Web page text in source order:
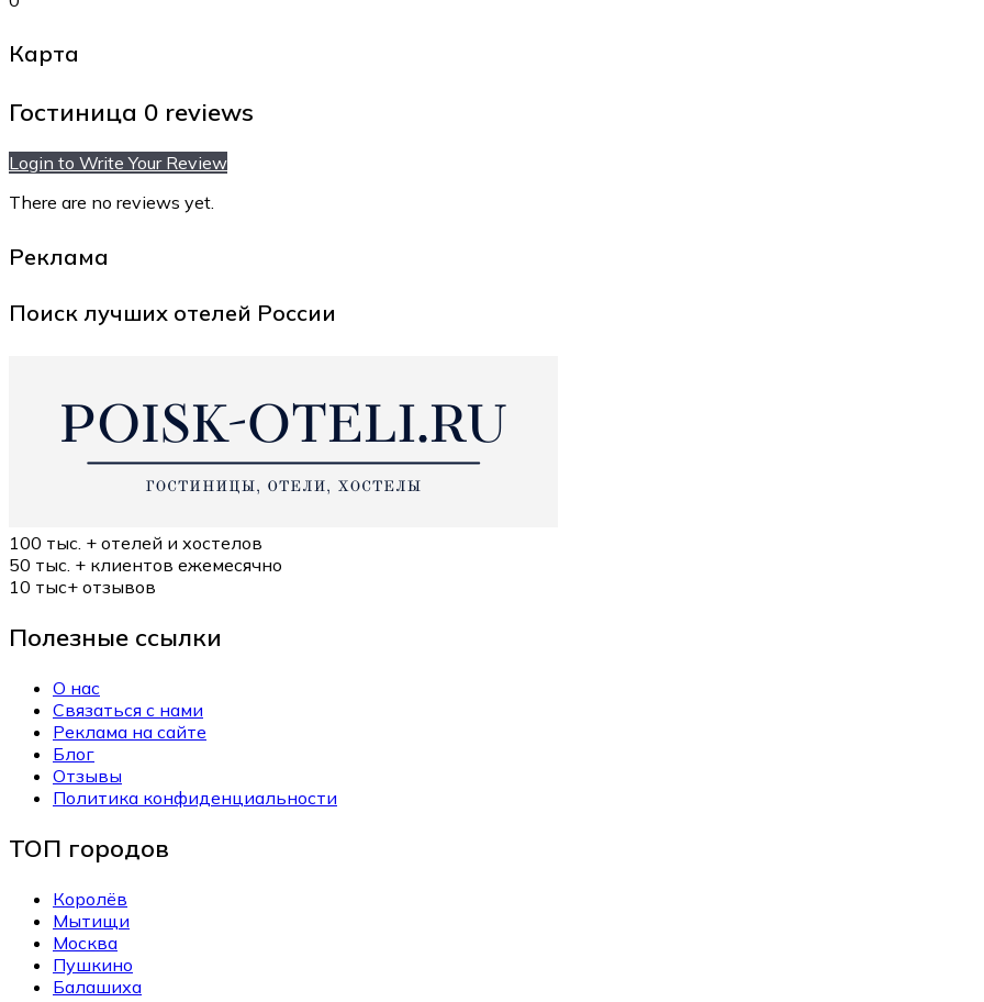
Карта
Гостиница 0 reviews
Login to Write Your Review
There are no reviews yet.
Реклама
Поиск лучших отелей России
100 тыс. + отелей и хостелов
50 тыс. + клиентов ежемесячно
10 тыс+ отзывов
Полезные ссылки
О нас
Связаться с нами
Реклама на сайте
Блог
Отзывы
Политика конфиденциальности
ТОП городов
Королёв
Мытищи
Москва
Пушкино
Балашиха